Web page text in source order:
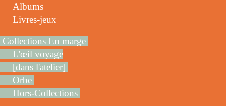
Albums
Livres-jeux
Collections En marge
L'œil voyage
[dans l'atelier]
Orbe
Hors-Collections